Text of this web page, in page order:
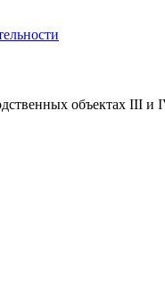
объектах III и